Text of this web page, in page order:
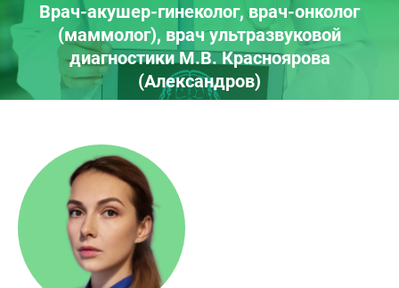
Врач-акушер-гинеколог, врач-онколог
(маммолог), врач ультразвуковой
диагностики М.В. Красноярова
(Александров)